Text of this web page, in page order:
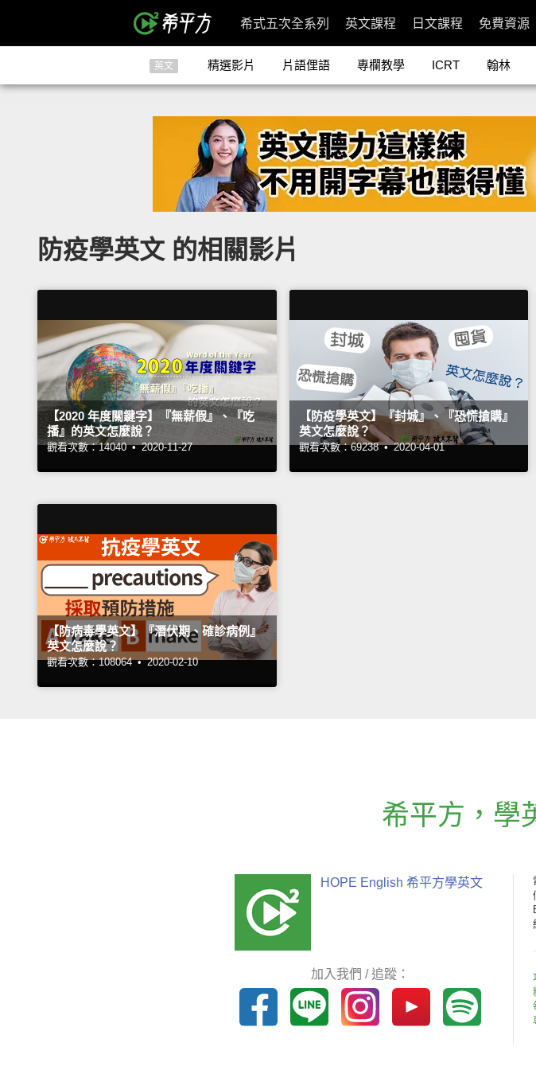
希式五次全系列 英文課程 日文課程 免費資源
英文 精選影片 片語俚語 專欄教學 ICRT 翰林
防疫學英文 的相關影片
【2020 年度關鍵字】『無薪假』、『吃
播』的英文怎麼說？
觀看次數：14040 • 2020-11-27
【防疫學英文】『封城』、『恐慌搶購』
英文怎麼說？
觀看次數：69238 • 2020-04-01
【防病毒學英文】『潛伏期、確診病例』
英文怎麼說？
觀看次數：108064 • 2020-02-10
希平方 ， 學
HOPE English 希平方學英文
加入我們 / 追蹤：